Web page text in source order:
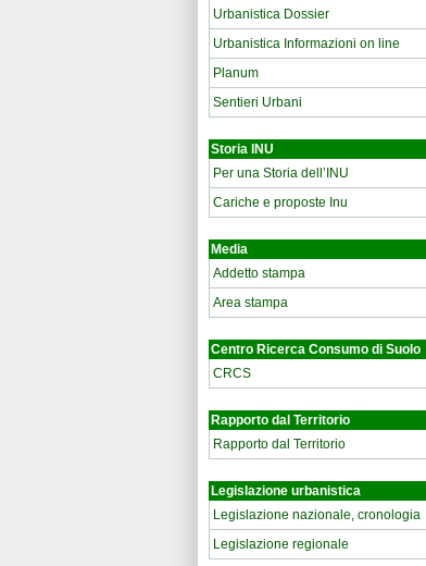
Urbanistica Dossier
Urbanistica Informazioni on line
Planum
Sentieri Urbani
Storia INU
Per una Storia dell’INU
Cariche e proposte Inu
Media
Addetto stampa
Area stampa
Centro Ricerca Consumo di Suolo
CRCS
Rapporto dal Territorio
Rapporto dal Territorio
Legislazione urbanistica
Legislazione nazionale, cronologia
Legislazione regionale